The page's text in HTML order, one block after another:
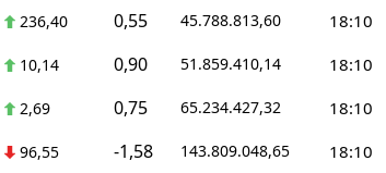
236,40 0,55 45.788.813,60 18:10
10,14 0,90 51.859.410,14 18:10
2,69 0,75 65.234.427,32 18:10
96,55 -1,58 143.809.048,65 18:10